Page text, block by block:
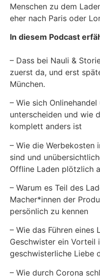
Menschen zu dem
eher nach Paris oder
In diesem Podcast
– Dass bei Nauli &
zuerst da, und erst
München.
– Wie sich
unterscheiden und wie
komplett anders ist
– Wie die Werbekosten
sind und
Offline Laden plötzlich
– Warum es Teil des
Macher*innen der
persönlich zu kennen
– Wie das Führen eines
Geschwister ein Vorteil
geschwisterliche Liebe
– Wie durch Corona